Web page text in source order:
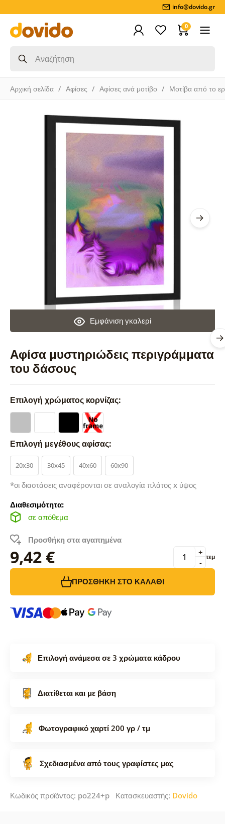
info@dovido.gr
0
Αρχική σελίδα Αφίσες Αφίσες ανά μοτίβο Μοτίβα από το
Αφίσα μυστηριώδεις περιγράμματα
του δάσους
Εμφάνιση γκαλερί
Επιλογή χρώματος κορνίζας:
Επιλογή μεγέθους αφίσας:
20x30 30x45 40x60 60x90
*οι διαστάσεις αναφέρονται σε αναλογία πλάτος x ύψος
Διαθεσιμότητα:
σε απόθεμα
Προσθήκη στα αγαπημένα
9,42 € -
+ τεμ
ΠΡΟΣΘΉΚΗ ΣΤΟ ΚΑΛΆΘΙ
Επιλογή ανάμεσα σε 3 χρώματα κάδρου
Διατίθεται και με βάση
Φωτογραφικό χαρτί 200 γρ / τμ
Σχεδιασμένα από τους γραφίστες μας
Κωδικός προϊόντος: po224+p Κατασκευαστής: Dovido